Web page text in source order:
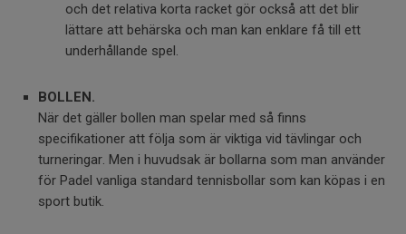
och det relativa korta racket gör också att det blir
lättare att behärska och man kan enklare få till ett
underhållande spel.
BOLLEN.
När det gäller bollen man spelar med så finns
specifikationer att följa som är viktiga vid tävlingar och
turneringar. Men i huvudsak är bollarna som man använder
för Padel vanliga standard tennisbollar som kan köpas i en
sport butik.